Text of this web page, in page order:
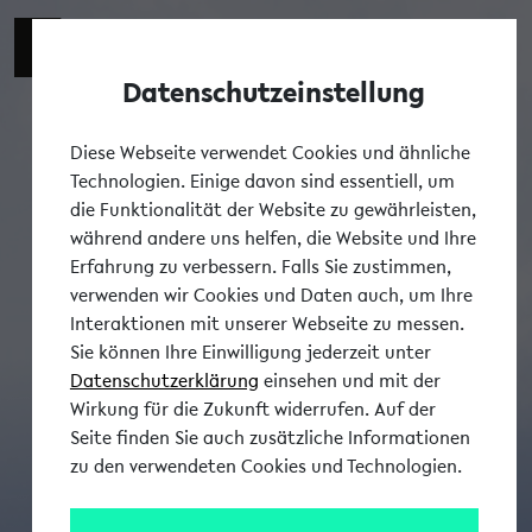
Datenschutzeinstellung
Diese Webseite verwendet Cookies und ähnliche
Technologien. Einige davon sind essentiell, um
die Funktionalität der Website zu gewährleisten,
während andere uns helfen, die Website und Ihre
Erfahrung zu verbessern. Falls Sie zustimmen,
verwenden wir Cookies und Daten auch, um Ihre
Interaktionen mit unserer Webseite zu messen.
Sie können Ihre Einwilligung jederzeit unter
Datenschutzerklärung einsehen und mit der
Wirkung für die Zukunft widerrufen. Auf der
Seite finden Sie auch zusätzliche Informationen
zu den verwendeten Cookies und Technologien.